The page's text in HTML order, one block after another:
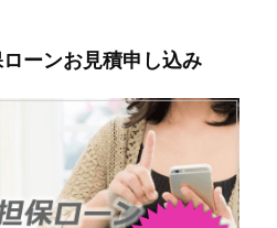
ーンお見積申し込み